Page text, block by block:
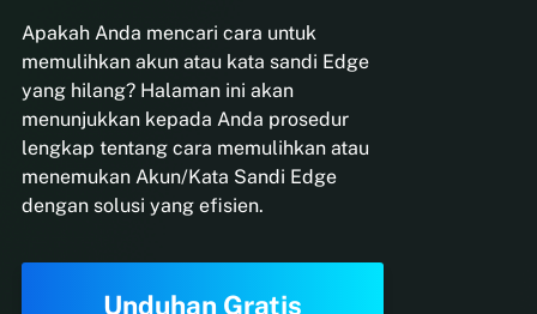
Apakah Anda mencari cara untuk
memulihkan akun atau kata sandi Edge
yang hilang? Halaman ini akan
menunjukkan kepada Anda prosedur
lengkap tentang cara memulihkan atau
menemukan Akun/Kata Sandi Edge
dengan solusi yang efisien.
Unduhan Gratis